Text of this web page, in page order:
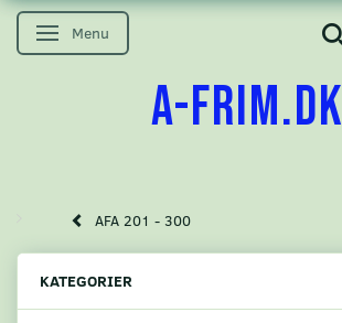
Skifte navigation
Menu
A-FRIM.DK
AFA 201 - 300
KATEGORIER